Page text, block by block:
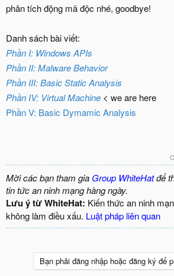
phân tích động mã độc nhé, goodbye!
Danh sách bài viết:
Phần I: Windows APIs
Phần II: Malware Behavior
Phần III: Basic Static Analysis
Phần IV: Virtual Machine < we are here
Phần V: Basic Dymamic Analysis
Mời các bạn tham gia Group WhiteHatđể
tin tức an ninh mạng hàng ngày.
Lưu ý từ WhiteHat: Kiến thức an ninh
không làm điều xấu. Luật pháp liên quan
Bạn phải đăng nhập hoặc đăng ký để